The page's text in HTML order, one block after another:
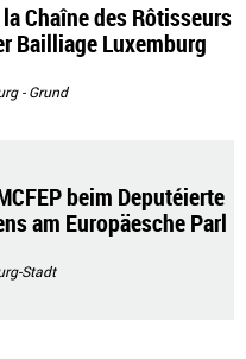
Chaîne des Rôtisseurs
Bailliage Luxemburg
- Grund
beim Deputéierte
am Europäesche Parl
Stadt